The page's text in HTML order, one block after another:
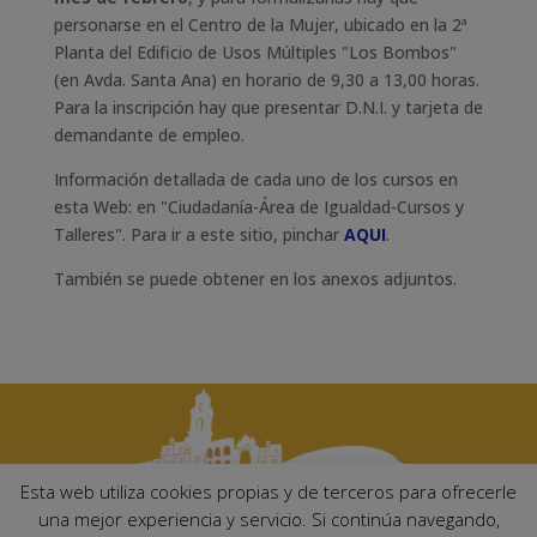
personarse en el Centro de la Mujer, ubicado en la 2ª
Planta del Edificio de Usos Múltiples "Los Bombos"
(en Avda. Santa Ana) en horario de 9,30 a 13,00 horas.
Para la inscripción hay que presentar D.N.I. y tarjeta de
demandante de empleo.
Información detallada de cada uno de los cursos en
esta Web: en "Ciudadanía-Área de Igualdad-Cursos y
Talleres". Para ir a este sitio, pinchar AQUI.
También se puede obtener en los anexos adjuntos.
Esta web utiliza cookies propias y de terceros para ofrecerle
una mejor experiencia y servicio. Si continúa navegando,